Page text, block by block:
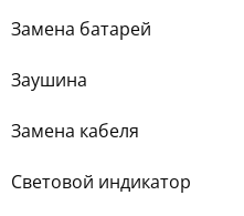
Замена батарей
Заушина
Замена кабеля
Световой индикатор